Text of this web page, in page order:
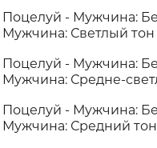
Поцелуй - Мужчина:
Мужчина: Светлый
Поцелуй - Мужчина:
Мужчина: Средне-
Поцелуй - Мужчина:
Мужчина: Средний